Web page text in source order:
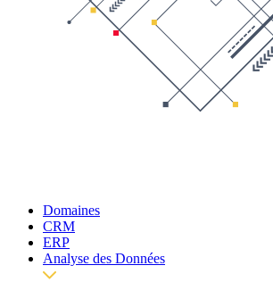
Domaines
CRM
ERP
Analyse des Données